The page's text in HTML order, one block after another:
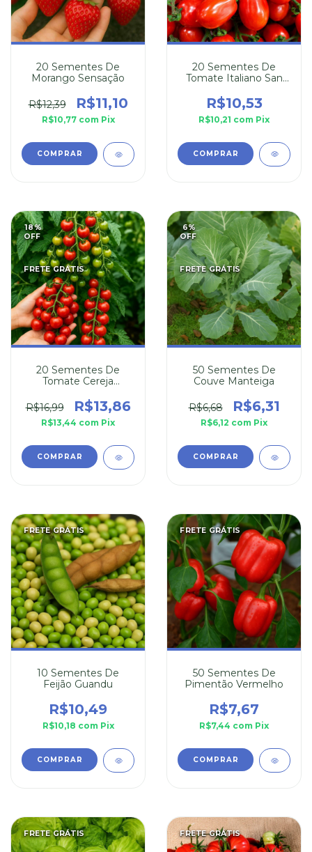
20 Sementes De
Morango Sensação
R$12,39 R$11,10
R$10,77 com Pix
20 Sementes De
Tomate Italiano San
R$10,53
R$10,21 com Pix
18%
OFF
FRETE GRÁTIS
20 Sementes De
Tomate Cereja
R$16,99
R$13,86
R$13,44 com Pix
6%
OFF
FRETE GRÁTIS
50 Sementes De
Couve Manteiga
R$6,68 R$6,31
R$6,12 com Pix
FRETE GRÁTIS
10 Sementes De
Feijão Guandu
R$10,49
R$10,18 com Pix
FRETE GRÁTIS
50 Sementes De
Pimentão Vermelho
R$7,67
R$7,44 com Pix
FRETE GRÁTIS FRETE GRÁTIS